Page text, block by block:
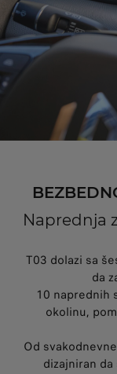
Naprednja
T03 dolazi sa
da
10 naprednih
okolinu,
Od
dizajniran